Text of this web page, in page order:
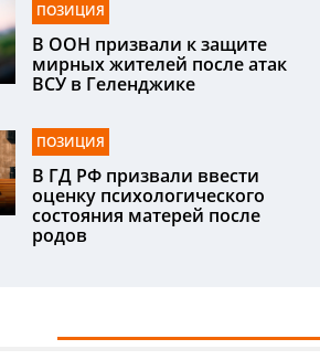
ПОЗИЦИЯ
В ООН призвали к защите
мирных жителей после атак
ВСУ в Геленджике
ПОЗИЦИЯ
В ГД РФ призвали ввести
оценку психологического
состояния матерей после
родов